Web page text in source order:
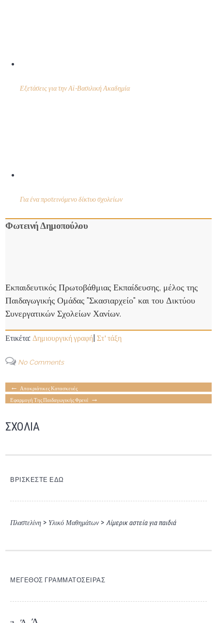
Εξετάσεις για την Αϊ-Βασιλική Ακαδημία
Για ένα προτεινόμενο δίκτυο σχολείων
Φωτεινή Δημοπούλου
Εκπαιδευτικός Πρωτοβάθμιας Εκπαίδευσης, μέλος της
Παιδαγωγικής Ομάδας "Σκασιαρχείο" και του Δικτύου
Συνεργατικών Σχολείων Χανίων.
Ετικέτα:Δημιουργική γραφή |Στ' τάξη
No Comments
←
Αποκριάτικες Κατασκευές
Εφαρμογή Της Παιδαγωγικής Φρενέ
→
ΣΧΟΛΙΑ
ΒΡΙΣΚΕΣΤΕ ΕΔΩ
Πλαστελίνη > Υλικό Μαθημάτων>Λίμερικ αστεία για παιδιά
ΜΈΓΕΘΟΣ ΓΡΑΜΜΑΤΟΣΕΙΡΆΣ